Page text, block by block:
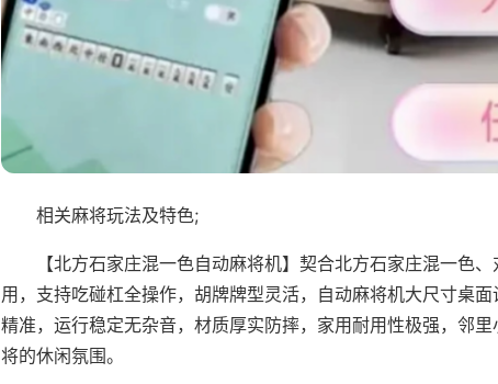
相关麻将玩法及特色;
【北方石家庄混一色自动麻将机】契合北方石家庄混一色
用，支持吃碰杠全操作，胡牌牌型灵活，自动麻将机大尺寸桌
精准，运行稳定无杂音，材质厚实防摔，家用耐用性极强，邻
将的休闲氛围。